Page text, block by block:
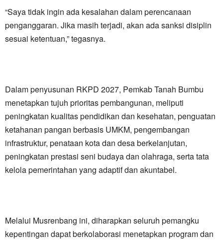
“Saya tidak ingin ada kesalahan dalam perencanaan
penganggaran. Jika masih terjadi, akan ada sanksi disiplin
sesuai ketentuan,” tegasnya.
Dalam penyusunan RKPD 2027, Pemkab Tanah Bumbu
menetapkan tujuh prioritas pembangunan, meliputi
peningkatan kualitas pendidikan dan kesehatan, penguatan
ketahanan pangan berbasis UMKM, pengembangan
infrastruktur, penataan kota dan desa berkelanjutan,
peningkatan prestasi seni budaya dan olahraga, serta tata
kelola pemerintahan yang adaptif dan akuntabel.
Melalui Musrenbang ini, diharapkan seluruh pemangku
kepentingan dapat berkolaborasi menetapkan program dan